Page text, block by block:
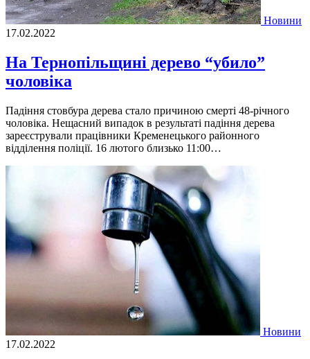
Новини
17.02.2022
На Тернопільщині дерево “убило”
чоловіка
Падіння стовбура дерева стало причиною смерті 48-річного
чоловіка. Нещасний випадок в результаті падіння дерева
зареєстрували працівники Кременецького районного
відділення поліції. 16 лютого близько 11:00…
Новини
17.02.2022